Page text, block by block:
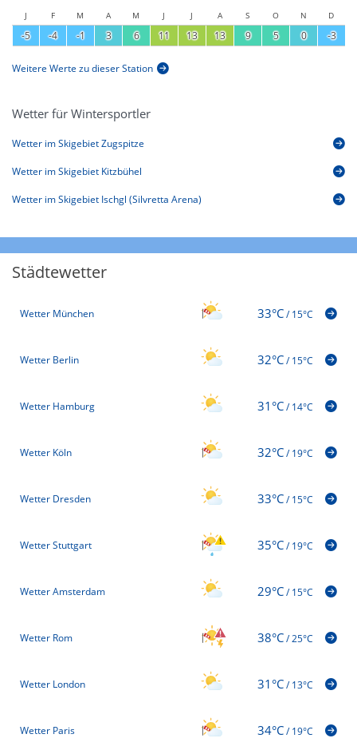
J F M A M J J A S O N D
-5 -4 -1 3 6 11 13 13 9 5 0 -3
Weitere Werte zu dieser Station
Wetter für Wintersportler
Wetter im Skigebiet Zugspitze
Wetter im Skigebiet Kitzbühel
Wetter im Skigebiet Ischgl (Silvretta Arena)
Städtewetter
Wetter München 33°C/15°C
Wetter Berlin 32°C/15°C
Wetter Hamburg 31°C/14°C
Wetter Köln 32°C/19°C
Wetter Dresden 33°C/15°C
Wetter Stuttgart 35°C/19°C
Wetter Amsterdam 29°C/15°C
Wetter Rom 38°C/25°C
Wetter London 31°C/13°C
Wetter Paris 34°C/19°C